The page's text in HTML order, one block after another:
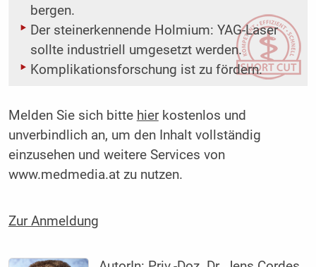
bergen.
Der steinerkennende Holmium: YAG-Laser
sollte industriell umgesetzt werden.
Komplikationsforschung ist zu fördern.
Melden Sie sich bitte hierkostenlos und
unverbindlich an, um den Inhalt vollständig
einzusehen und weitere Services von
www.medmedia.at zu nutzen.
Zur Anmeldung